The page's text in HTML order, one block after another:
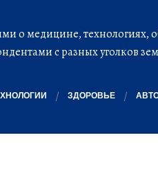
о медицине, технологиях,
с разных уголков
ЗДОРОВЬЕ